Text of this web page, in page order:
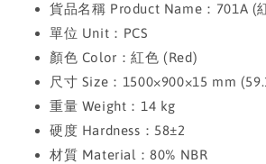
貨品名稱 Product Name：701A (
單位 Unit：PCS
顏色 Color：紅色 (Red)
尺寸 Size：1500×900×15 mm
重量 Weight：14 kg
硬度 Hardness：58±2
材質 Material：80% NBR